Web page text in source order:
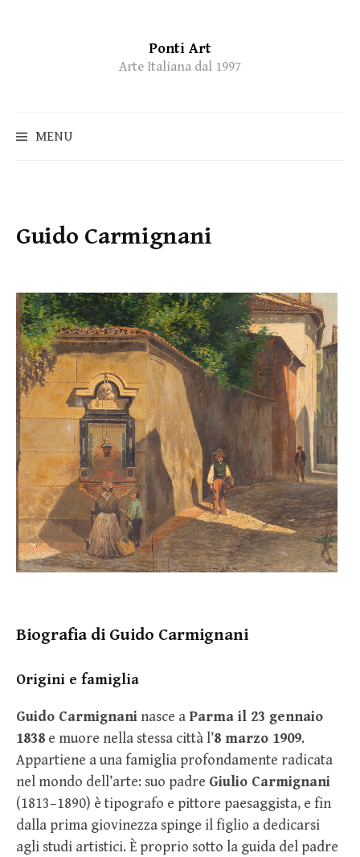
Ponti Art
Arte Italiana dal 1997
MENU
Guido Carmignani
Biografia di Guido Carmignani
Origini e famiglia
Guido Carmignani nasce aParma il 23 gennaio
1838 e muore nella stessa città l’8 marzo 1909.
Appartiene a una famiglia profondamente radicata
nel mondo dell’arte: suo padre Giulio Carmignani
(1813–1890) è tipografo e pittore paesaggista, e fin
dalla prima giovinezza spinge il figlio a dedicarsi
agli studi artistici. È proprio sotto la guida del padre